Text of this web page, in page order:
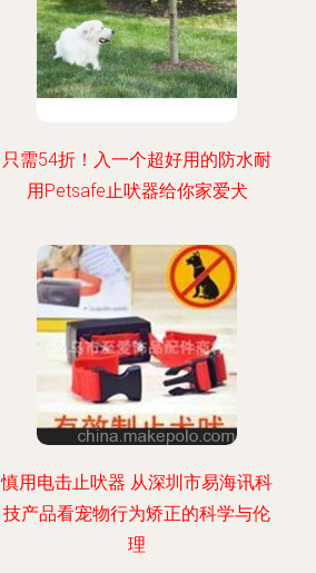
只需54折！入一个超好用的防水耐
用Petsafe止吠器给你家爱犬
慎用电击止吠器 从深圳市易海讯科
技产品看宠物行为矫正的科学与伦
理